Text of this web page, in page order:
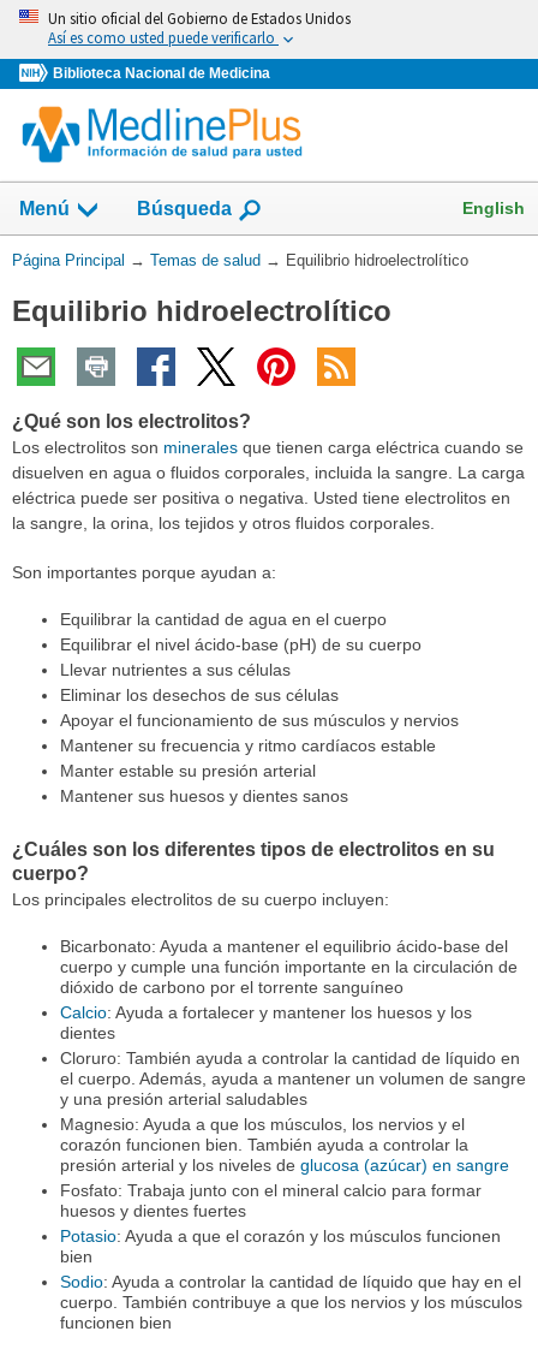
Omita
vaya
al
Contenido
Un sitio oficial del Gobierno de Estados Unidos
Así es como usted puede verificarlo
Biblioteca Nacional de Medicina
Menú
Mostrar
campo
de
Búsqueda English
Usted
aquí:
Página Principal → Temas de salud → Equilibrio hidroelectrolítico
Equilibrio hidroelectrolítico
¿Qué son los electrolitos?
Los electrolitos son minerales que tienen carga eléctrica cuando se
disuelven en agua o fluidos corporales, incluida la sangre. La carga
eléctrica puede ser positiva o negativa. Usted tiene electrolitos en
la sangre, la orina, los tejidos y otros fluidos corporales.
Son importantes porque ayudan a:
Equilibrar la cantidad de agua en el cuerpo
Equilibrar el nivel ácido-base (pH) de su cuerpo
Llevar nutrientes a sus células
Eliminar los desechos de sus células
Apoyar el funcionamiento de sus músculos y nervios
Mantener su frecuencia y ritmo cardíacos estable
Manter estable su presión arterial
Mantener sus huesos y dientes sanos
¿Cuáles son los diferentes tipos de electrolitos en su
cuerpo?
Los principales electrolitos de su cuerpo incluyen:
Bicarbonato: Ayuda a mantener el equilibrio ácido-base del
cuerpo y cumple una función importante en la circulación de
dióxido de carbono por el torrente sanguíneo
Calcio: Ayuda a fortalecer y mantener los huesos y los
dientes
Cloruro: También ayuda a controlar la cantidad de líquido en
el cuerpo. Además, ayuda a mantener un volumen de sangre
y una presión arterial saludables
Magnesio: Ayuda a que los músculos, los nervios y el
corazón funcionen bien. También ayuda a controlar la
presión arterial y los niveles de glucosa (azúcar) en sangre
Fosfato: Trabaja junto con el mineral calcio para formar
huesos y dientes fuertes
Potasio: Ayuda a que el corazón y los músculos funcionen
bien
Sodio: Ayuda a controlar la cantidad de líquido que hay en el
cuerpo. También contribuye a que los nervios y los músculos
funcionen bien